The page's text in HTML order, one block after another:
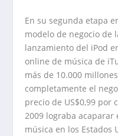
En su segunda etapa
modelo de negocio de
lanzamiento del iPod
online de música de
más de 10.000
completamente el
precio de US$0,99 por
2009 lograba
música en los Estados